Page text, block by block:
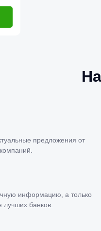
предложения от
информацию, а только
банков.